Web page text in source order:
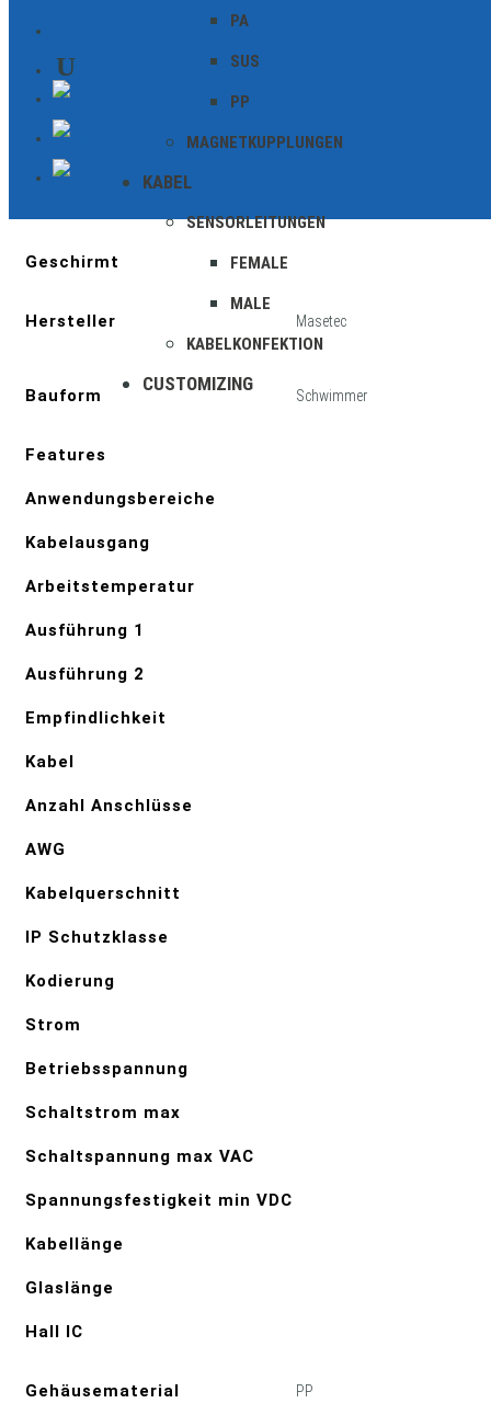
PA
SUS
PP
MAGNETKUPPLUNGEN
KABEL
SENSORLEITUNGEN
FEMALE
MALE
KABELKONFEKTION
CUSTOMIZING
Wasseraufbereitungsindustrie.
Zusätzliche Informationen
Geschirmt
Hersteller Masetec
Bauform Schwimmer
Features
Anwendungsbereiche
Kabelausgang
Arbeitstemperatur
Ausführung 1
Ausführung 2
Empfindlichkeit
Kabel
Anzahl Anschlüsse
AWG
Kabelquerschnitt
IP Schutzklasse
Kodierung
Strom
Betriebsspannung
Schaltstrom max
Schaltspannung max VAC
Spannungsfestigkeit min VDC
Kabellänge
Glaslänge
Hall IC
Gehäusematerial PP